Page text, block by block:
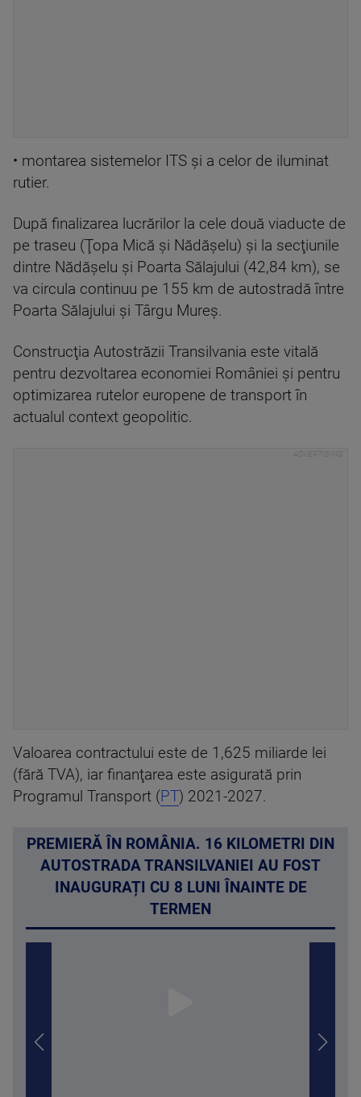
• montarea sistemelor ITS şi a celor de iluminat
rutier.
După finalizarea lucrărilor la cele două viaducte de
pe traseu (Ţopa Mică şi Nădăşelu) şi la secţiunile
dintre Nădăşelu şi Poarta Sălajului (42,84 km), se
va circula continuu pe 155 km de autostradă între
Poarta Sălajului şi Târgu Mureş.
Construcţia Autostrăzii Transilvania este vitală
pentru dezvoltarea economiei României şi pentru
optimizarea rutelor europene de transport în
actualul context geopolitic.
Valoarea contractului este de 1,625 miliarde lei
(fără TVA), iar finanţarea este asigurată prin
Programul Transport (PT) 2021-2027.
PREMIERĂ ÎN ROMÂNIA. 16 KILOMETRI DIN
AUTOSTRADA TRANSILVANIEI AU FOST
INAUGURAȚI CU 8 LUNI ÎNAINTE DE
TERMEN